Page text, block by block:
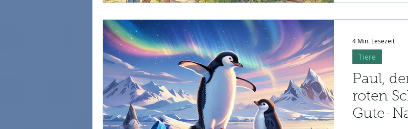
berührende
Zuhause eine
Paul,
roten
Gute-
Tiere
4 Min. Lesezeit